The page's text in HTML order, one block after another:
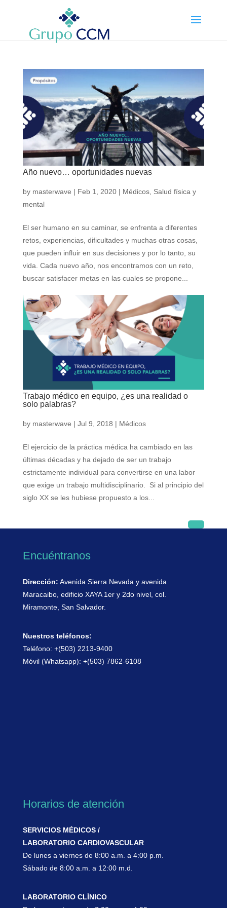
Año nuevo… oportunidades nuevas
by masterwave | Feb 1, 2020| Médicos, Salud física y
mental
El ser humano en su caminar, se enfrenta a diferentes
retos, experiencias, dificultades y muchas otras cosas,
que pueden influir en sus decisiones y por lo tanto, su
vida. Cada nuevo año, nos encontramos con un reto,
buscar satisfacer metas en las cuales se propone...
Trabajo médico en equipo, ¿es una realidad o
solo palabras?
by masterwave | Jul 9, 2018 | Médicos
El ejercicio de la práctica médica ha cambiado en las
últimas décadas y ha dejado de ser un trabajo
estrictamente individual para convertirse en una labor
que exige un trabajo multidisciplinario. Si al principio del
siglo XX se les hubiese propuesto a los...
Encuéntranos
Dirección: Avenida Sierra Nevada y avenida
Maracaibo, edificio XAYA 1er y 2do nivel, col.
Miramonte, San Salvador.
Nuestros teléfonos:
Teléfono: +(503) 2213-9400
Móvil (Whatsapp): +(503) 7862-6108
Horarios de atención
SERVICIOS MÉDICOS /
LABORATORIO CARDIOVASCULAR
De lunes a viernes de 8:00 a.m. a 4:00 p.m.
Sábado de 8:00 a.m. a 12:00 m.d.
LABORATORIO CLÍNICO